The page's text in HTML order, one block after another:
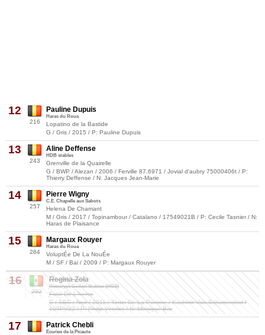
12
216
Pauline Dupuis
Haras du Roua
Lopatino de la Bastide
G / Gris / 2015 / P: Pauline Dupuis
13
243
Aline Deffense
HDB stables
Grenville de la Quairelle
G / BWP / Alezan / 2006 / Ferville 87.6971 / Jovial d'aubry 75000406t / P:
Thierry Deffense / N: Jacques Jean-Marie
14
257
Pierre Wigny
C.E. Chapelle aux Sabots
Helena De Chamant
M / Gris / 2017 / Topinambour / Catalano / 17549021B / P: Cecile Tasnier / N:
Haras de Plaisance
15
284
Margaux Rouyer
Haras du Roua
VoluptÉe De La NouÉe
M / SF / Bai / 2009 / P: Margaux Rouyer
16
292
Regina Zola
Hemeryck Godart Stables (HGS)
Fakir De L'herse
S / SBS / Noir / 2011 / Tintin De La Pomme / Kashmir Van Schuttershof /
105PV22 / P: Philip Vervliet / N: Monique Bar
17 Patrick Chebli
Ecuries de la Picaute